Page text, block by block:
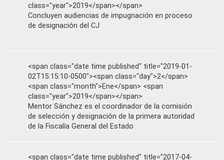
class="year">2019</span></span>
Concluyen audiencias de impugnación en proceso
de designación del CJ
<span class="date time published" title="2019-01-
02T15:15:10-0500"><span class="day">2</span>
<span class="month">Ene</span> <span
class="year">2019</span></span>
Mentor Sánchez es el coordinador de la comisión
de selección y designación de la primera autoridad
de la Fiscalía General del Estado
<span class="date time published" title="2017-04-